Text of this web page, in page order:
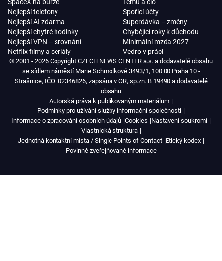
© 2001 - 2026 Copyright CZECH NEWS CENTER a.s. a dodavatelé obsahu
se sídlem náměstí Marie Schmolkové 3493/1, 100 00 Praha 10 -
Strašnice, IČO: 02346826, zapsána v OR, sp.zn. B 19490 a dodavatelé
obsahu
Autorská práva k publikovaným materiálům
Podmínky pro užívání služby informační společnosti
Informace o zpracování osobních údajů Cookies Nastavení soukromí
Vlastnická struktura
Jednotná kontaktní místa / Single Points of Contact Etický kodex
Povinně zveřejňované informace
SpaceX na burze
Nejlepší telefony
Nejlepší AI zdarma
Nejlepší chytré hodinky
Nejlepší VPN – srovnání
Netflix filmy a seriály
Temu a clo
Spořicí účty
Superdávka – změny
Chybějící roky k důchodu
Minimální mzda 2027
Vedro v práci